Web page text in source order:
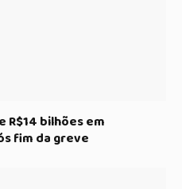
R$14 bilhões em
fim da greve